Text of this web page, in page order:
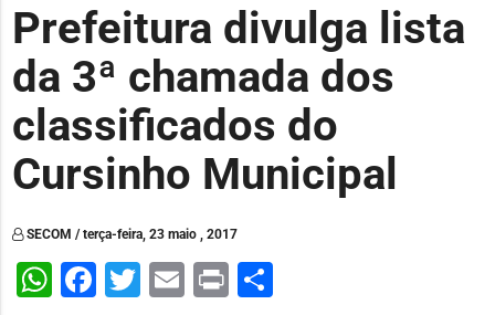
Prefeitura divulga lista
da 3ª chamada dos
classificados do
Cursinho Municipal
SECOM / terça-feira, 23 maio , 2017
WhatsApp
Facebook
Twitter
Email
PrintShare